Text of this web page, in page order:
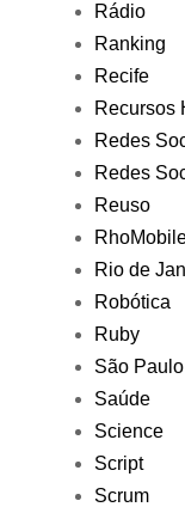
Rádio
Ranking
Recife
Recursos
Redes
Redes
Reuso
Rio de
Robótica
Ruby
São Paulo
Saúde
Science
Script
Scrum